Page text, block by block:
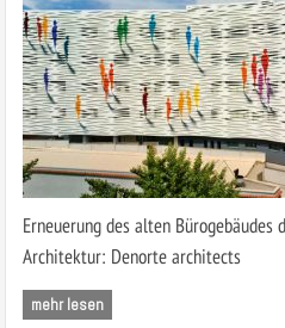
Erneuerung des alten
Architektur: Denorte architects
mehr lesen